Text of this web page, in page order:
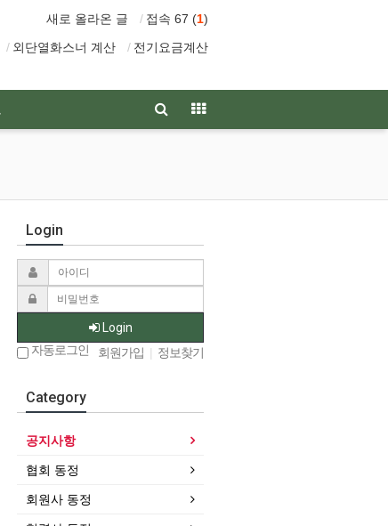
새로 올라온 글 접속 67 (1)
외단열화스너 계산 전기요금계산
Login
Login
자동로그인
회원가입 | 정보찾기
Category
공지사항
협회 동정
회원사 동정